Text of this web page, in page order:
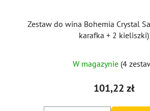
Zestaw do wina Bohemia Crystal
karafka + 2 kieliszki)
W magazynie (4
101,22 zł